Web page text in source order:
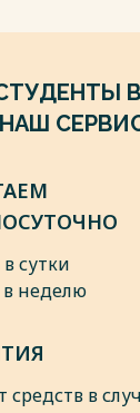
НАШ
в сутки
неделю
средств в